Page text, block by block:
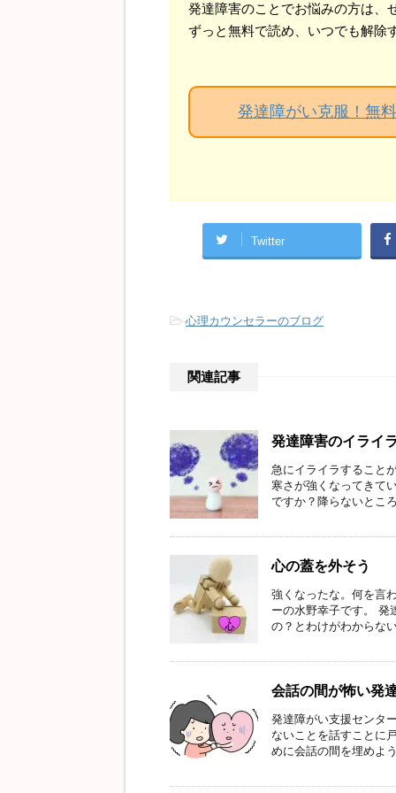
発達障害のことでお悩みの方は、
ずっと無料で読め、いつでも解除
発達障がい克服！無
Twitter
-心理カウンセラーのブログ
関連記事
発達障害のイライ
急にイライラすること
寒さが強くなってきて
ですか？降らないとこ
心の蓋を外そう
強くなったな。何を言
ーの水野幸子です。 発
の？とわけがわからな
会話の間が怖い発
発達障がい支援センタ
ないことを話すことに
めに会話の間を埋めよ